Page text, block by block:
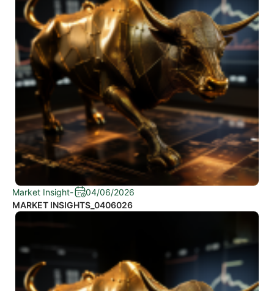
Market Insight-
04/06/2026
MARKET INSIGHTS_0406026